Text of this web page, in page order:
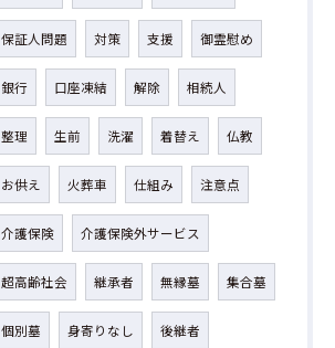
保証人問題 対策 支援 御霊慰め
銀行 口座凍結 解除 相続人
整理 生前 洗濯 着替え 仏教
お供え 火葬車 仕組み 注意点
介護保険 介護保険外サービス
超高齢社会 継承者 無縁墓 集合墓
個別墓 身寄りなし 後継者